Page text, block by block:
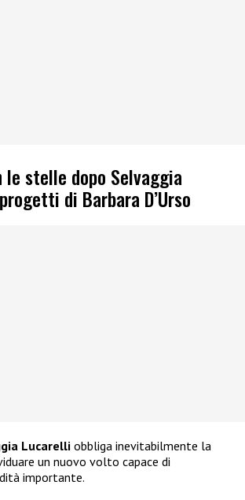
le stelle dopo Selvaggia
di Barbara D’Urso
Lucarelli obbliga inevitabilmente la
un nuovo volto capace di
importante.